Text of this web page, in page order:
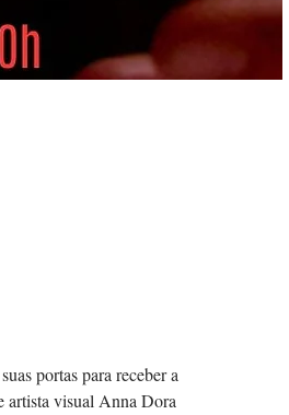
portas para receber a
visual Anna Dora